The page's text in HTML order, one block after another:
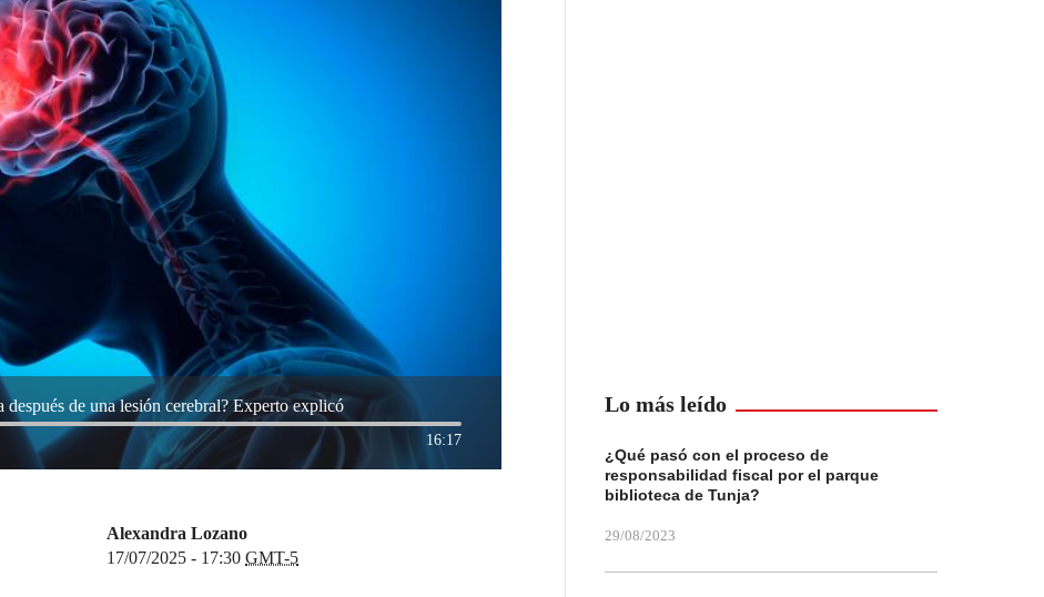
después de una lesión cerebral? Experto explicó
16:17
Alexandra Lozano
17/07/2025 - 17:30 GMT-5
Lo más leído
¿Qué pasó con el proceso de
responsabilidad fiscal por el parque
biblioteca de Tunja?
29/08/2023